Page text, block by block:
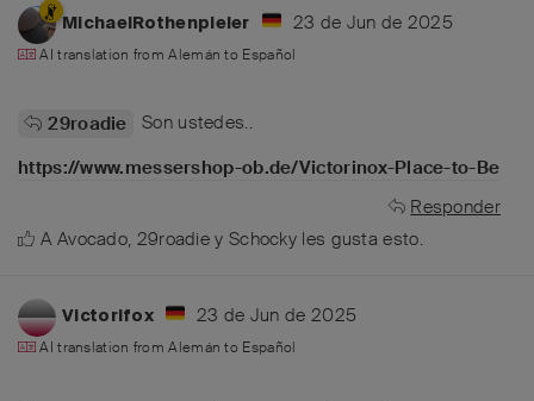
MichaelRothenpieler 23 de Jun de 2025
AI translation fromAlemán to Español
29roadie
Son ustedes..
https://www.messershop-ob.de/Victorinox-Place-to-Be
Responder
A Avocado, 29roadie y Schocky les gusta esto.
Victorifox 23 de Jun de 2025
AI translation fromAlemán to Español